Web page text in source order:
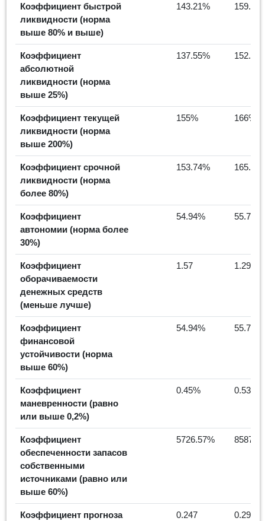
Коэффициент быстрой
ликвидности (норма
выше 80% и выше)
143.21%
Коэффициент
абсолютной
ликвидности (норма
выше 25%)
137.55%
Коэффициент текущей
ликвидности (норма
выше 200%)
155% 166%
Коэффициент срочной
ликвидности (норма
более 80%)
153.74%
Коэффициент
автономии (норма более
30%)
54.94% 55.71%
Коэффициент
оборачиваемости
денежных средств
(меньше лучше)
1.57 1.29
Коэффициент
финансовой
устойчивости (норма
выше 60%)
54.94% 55.71%
Коэффициент
маневренности (равно
или выше 0,2%)
0.45% 0.53%
Коэффициент
обеспеченности запасов
собственными
источниками (равно или
выше 60%)
5726.57%
Коэффициент прогноза
0.247 0.293